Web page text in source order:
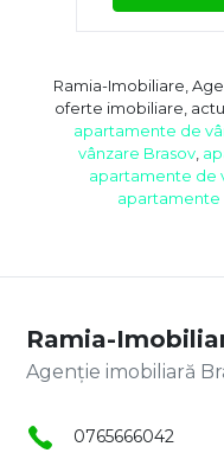
Ramia-Imobiliare,
oferte imobiliare,
apartamente de
vânzare Brasov,
apartamente de
apartamente
Ramia-
Agenție imobiliară
0765666042